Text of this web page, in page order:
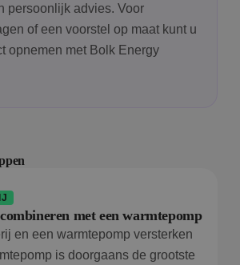
persoonlijk advies. Voor
of een voorstel op maat kunt u
opnemen met Bolk Energy
met een warmtepomp
en een warmtepomp versterken
is doorgaans de grootste
OnTheGoSystems
bolk.energy